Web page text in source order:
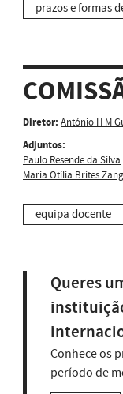
prazos e formas
Diretor: António H M
Adjuntos:
Paulo Resende da Silva
Maria Otília Brites
equipa docente
Queres
Conhece os
período de